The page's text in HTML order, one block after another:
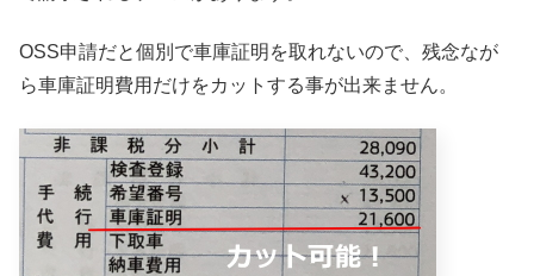
OSS申請だと個別で車庫証明を取れないので、残念なが
ら車庫証明費用だけをカットする事が出来ません。